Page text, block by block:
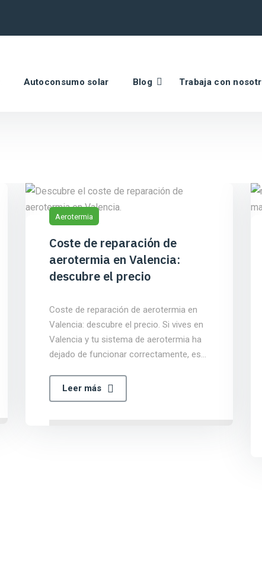
Autoconsumo solar Blog Trabaja con
Aerotermia
Coste de reparación de
aerotermia en Valencia:
descubre el precio
Coste de reparación de aerotermia en
Valencia: descubre el precio. Si vives en
Valencia y tu sistema de aerotermia ha
dejado de funcionar correctamente, es…
Leer más